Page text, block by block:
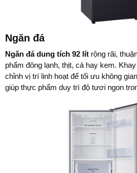
Ngăn đá
Ngăn đá dung tích 92 lít rộng rãi,
phẩm đông lạnh, thịt, cá hay kem.
chỉnh vị trí linh hoạt để tối ưu không
giúp thực phẩm duy trì độ tươi ngon